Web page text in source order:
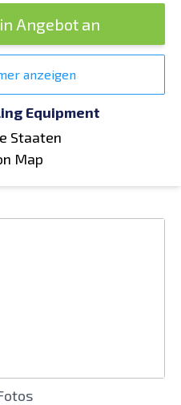
Angebot an
anzeigen
Equipment
Staaten
Map